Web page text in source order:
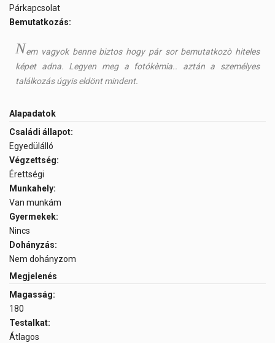
Párkapcsolat
Bemutatkozás:
Nem vagyok benne biztos hogy pár sor bemutatkozò hiteles
képet adna. Legyen meg a fotókèmia.. aztán a személyes
találkozás úgyis eldönt mindent.
Alapadatok
Családi állapot:
Egyedülálló
Végzettség:
Érettségi
Munkahely:
Van munkám
Gyermekek:
Nincs
Dohányzás:
Nem dohányzom
Megjelenés
Magasság:
180
Testalkat:
Átlagos